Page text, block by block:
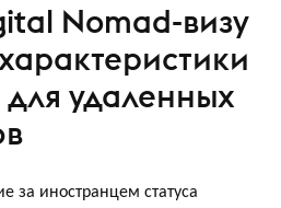
Nomad-визу
удаленных
за иностранцем статуса